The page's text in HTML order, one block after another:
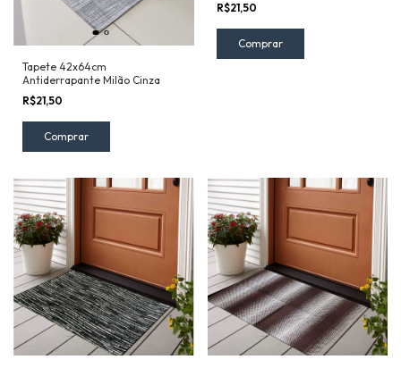
Tapete 42x64cm
Antiderrapante Milão Cinza
R$21,50
R$21,50